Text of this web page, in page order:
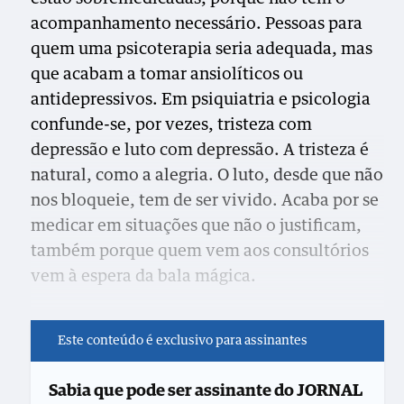
acompanhamento necessário. Pessoas para
quem uma psicoterapia seria adequada, mas
que acabam a tomar ansiolíticos ou
antidepressivos. Em psiquiatria e psicologia
confunde-se, por vezes, tristeza com
depressão e luto com depressão. A tristeza é
natural, como a alegria. O luto, desde que não
nos bloqueie, tem de ser vivido. Acaba por se
medicar em situações que não o justificam,
também porque quem vem aos consultórios
vem à espera da bala mágica.
Este conteúdo é exclusivo para assinantes
Sabia que pode ser assinante do JORNAL